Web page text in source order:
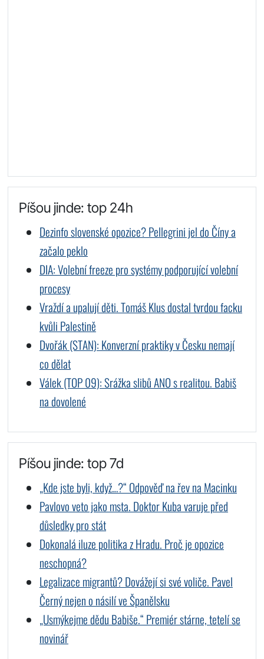
Píšou jinde: top 24h
Dezinfo slovenské opozice? Pellegrini jel do Číny a
začalo peklo
DIA: Volební freeze pro systémy podporující volební
procesy
Vraždí a upalují děti. Tomáš Klus dostal tvrdou facku
kvůli Palestině
Dvořák (STAN): Konverzní praktiky v Česku nemají
co dělat
Válek (TOP 09): Srážka slibů ANO s realitou. Babiš
na dovolené
Píšou jinde: top 7d
„Kde jste byli, když…?“ Odpověď na řev na Macinku
Pavlovo veto jako msta. Doktor Kuba varuje před
důsledky pro stát
Dokonalá iluze politika z Hradu. Proč je opozice
neschopná?
Legalizace migrantů? Dovážejí si své voliče. Pavel
Černý nejen o násilí ve Španělsku
„Usmýkejme dědu Babiše.“ Premiér stárne, tetelí se
novinář